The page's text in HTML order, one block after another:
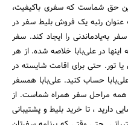
حق شماست که سفری باکیفیت،
عنوان رتبه یک فروش بلیط سفر در
به‌یادماندنی را ایجاد کند. سفر
در علی‌بابا خلاصه شده. از هر
یا تور. حتی برای اقامت شایسته در
حساب کنید. علی‌بابا همسفر
همه مراحل سفر همراه شماست. از
دارید ، تا خرید بلیط و پشتیبانی